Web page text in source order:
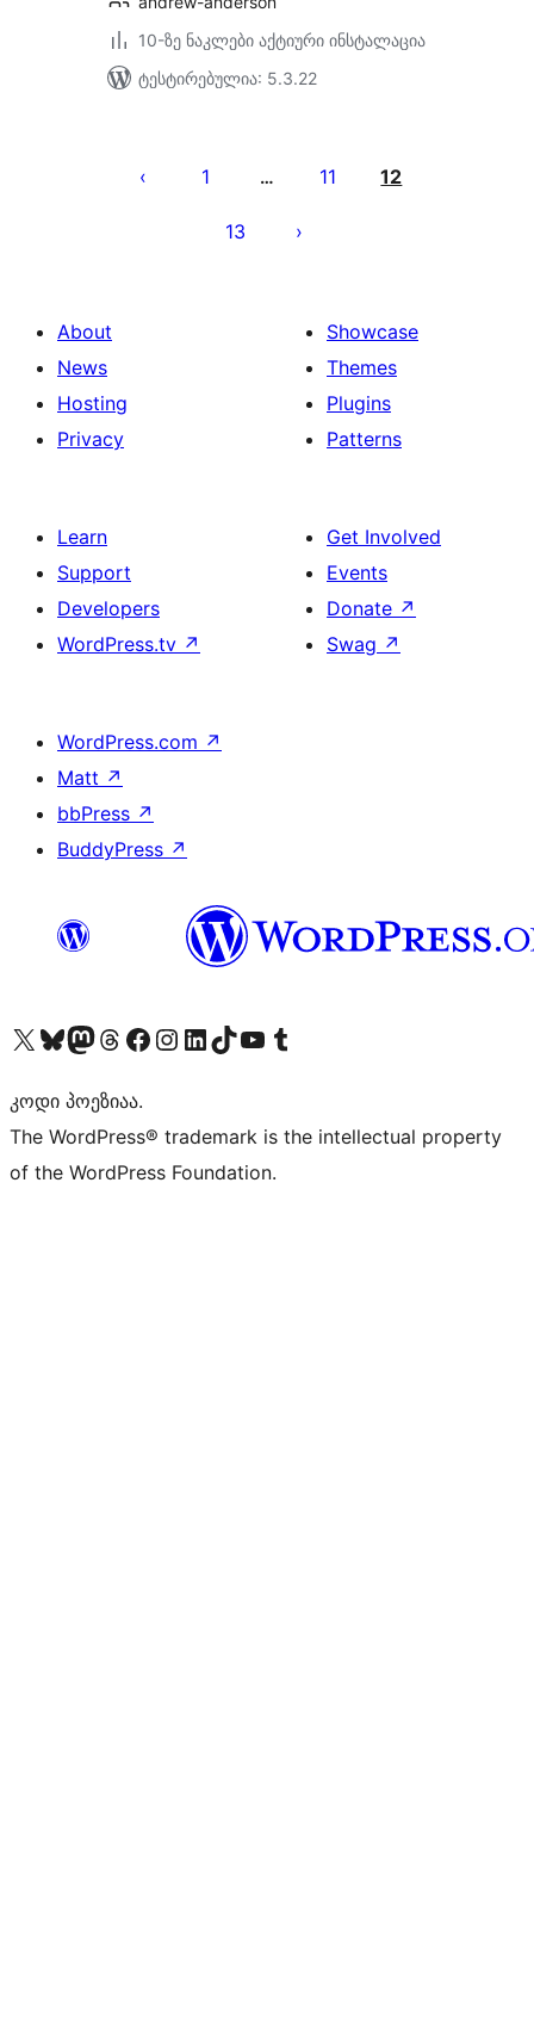
10-ზე ნაკლები აქტიური ინსტალაცია
ტესტირებულია: 5.3.22
გვერდებათ
1 … 11 12
13
About
News
Hosting
Privacy
Showcase
Themes
Plugins
Patterns
Learn
Support
Developers
WordPress.tv ↗
Get Involved
Events
Donate ↗
Swag ↗
WordPress.com ↗
Matt ↗
bbPress ↗
BuddyPress ↗
Visit our X (formerly Twitter) account
Visit our Bluesky account
Visit our Mastodon account
Visit our Threads account
Visit our Facebook page
Visit our Instagram account
Visit our LinkedIn account
Visit our TikTok account
Visit our YouTube channel
Visit our Tumblr account
კოდი პოეზიაა.
The WordPress® trademark is the intellectual property
of the WordPress Foundation.